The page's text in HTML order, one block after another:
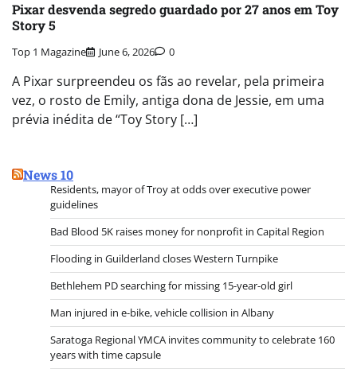
Pixar desvenda segredo guardado por 27 anos em Toy
Story 5
Top 1 Magazine June 6, 2026 0
A Pixar surpreendeu os fãs ao revelar, pela primeira
vez, o rosto de Emily, antiga dona de Jessie, em uma
prévia inédita de “Toy Story […]
News 10
Residents, mayor of Troy at odds over executive power
guidelines
Bad Blood 5K raises money for nonprofit in Capital Region
Flooding in Guilderland closes Western Turnpike
Bethlehem PD searching for missing 15-year-old girl
Man injured in e-bike, vehicle collision in Albany
Saratoga Regional YMCA invites community to celebrate 160
years with time capsule